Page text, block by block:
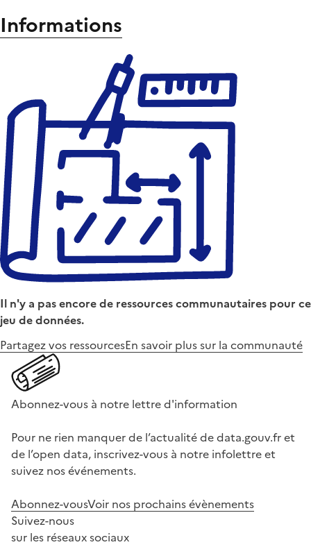
Informations
Il n'y a pas encore de ressources communautaires pour ce
jeu de données.
Partagez vos ressourcesEn savoir plus sur la communauté
Abonnez-vous à notre lettre d'information
Pour ne rien manquer de l’actualité de data.gouv.fr et
de l’open data, inscrivez-vous à notre infolettre et
suivez nos événements.
Abonnez-vousVoir nos prochains évènements
Suivez-nous
sur les réseaux sociaux